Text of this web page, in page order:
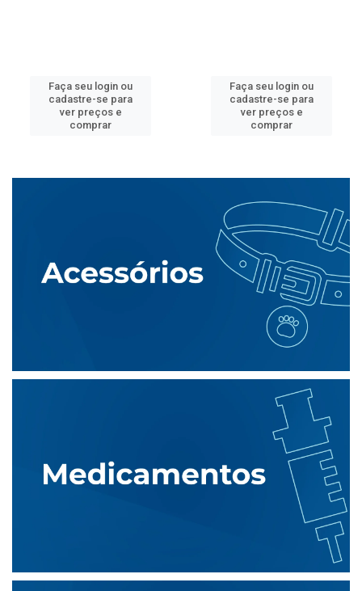
Faça seu login ou
cadastre-se para
ver preços e
comprar
Faça seu login ou
cadastre-se para
ver preços e
comprar